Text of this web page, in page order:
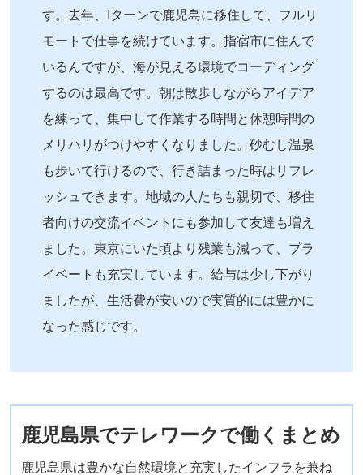
す。去年、Iターンで鹿児島に移住して、フルリ
モートで仕事を続けています。指宿市に住んで
いるんですが、海が見える環境でコーディング
するのは最高です。朝は散歩しながらアイデア
を練って、集中して作業する時間と休憩時間の
メリハリがつけやすくなりました。砂むし温泉
も歩いて行けるので、行き詰まった時はリフレ
ッシュできます。地域の人たちも親切で、移住
者向けの交流イベントにも参加して友達も増え
ました。東京にいた頃より残業も減って、プラ
イベートも充実しています。給与は少し下がり
ましたが、生活費が安いので実質的には豊かに
なった感じです。
鹿児島県でテレワークで働くまとめ
鹿児島県は豊かな自然環境と充実したインフラを兼ね